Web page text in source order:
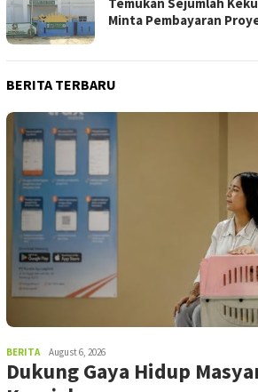
Minta Pembayaran
BERITA TERBARU
BERITA August 6, 2026
Dukung Gaya Hidup